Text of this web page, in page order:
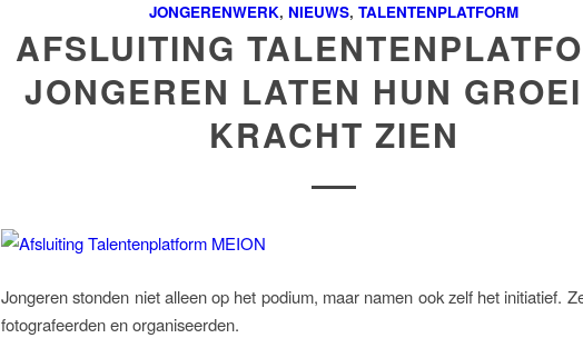
JONGERENWERK, NIEUWS, TALENTENPLATFORM
AFSLUITING
JONGEREN LATEN HUN
KRACHT ZIEN
Jongeren stonden niet alleen op het podium, maar namen ook zelf het initiatief.
fotografeerden en organiseerden.